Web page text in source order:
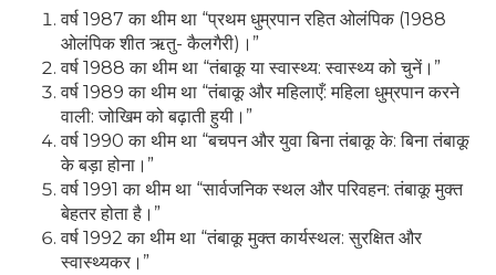
वर्ष 1987 का थीम था “प्रथम धुम्रपान रहित ओलंपिक (1988
ओलंपिक शीत ऋतु- कैलगैरी)।”
वर्ष 1988 का थीम था “तंबाकू या स्वास्थ्य: स्वास्थ्य को चुनें।”
वर्ष 1989 का थीम था “तंबाकू और महिलाएँ: महिला धुम्रपान करने
वाली: जोखिम को बढ़ाती हुयी।”
वर्ष 1990 का थीम था “बचपन और युवा बिना तंबाकू के: बिना तंबाकू
के बड़ा होना।”
वर्ष 1991 का थीम था “सार्वजनिक स्थल और परिवहन: तंबाकू मुक्त
बेहतर होता है।”
वर्ष 1992 का थीम था “तंबाकू मुक्त कार्यस्थल: सुरक्षित और
स्वास्थ्यकर।”